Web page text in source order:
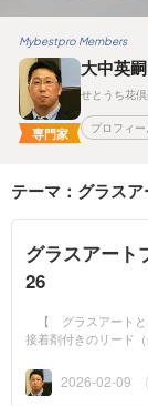
Mybestpro Members
専門家
大中英嗣
せとうち花
プロフィ
テーマ：グラス
グラスアート
26
【 グラスアート
接着剤付きのリード
が作れます。ステ...
2026-02-09